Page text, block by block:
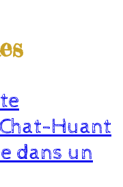
Huant
dans un